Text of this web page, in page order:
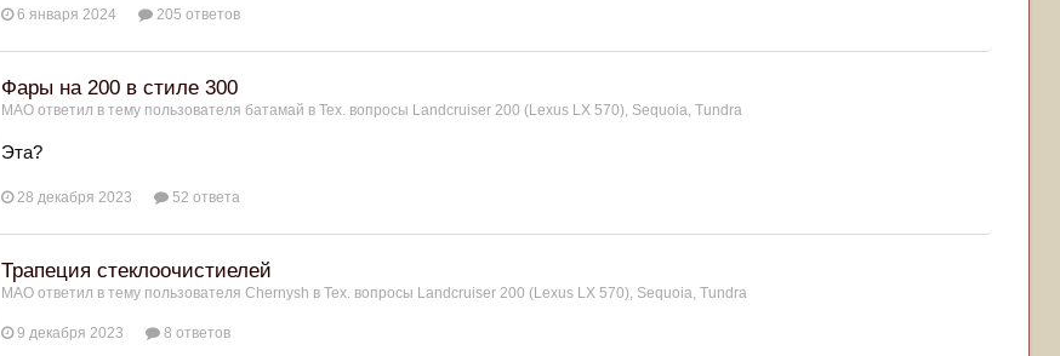
6 января 2024 205 ответов
Фары на 200 в стиле 300
МАО ответил в тему пользователя батамай в Тех. вопросы Landcruiser 200 (Lexus LX 570), Sequoia, Tundra
Эта?
28 декабря 2023 52 ответа
Трапеция стеклоочистиелей
МАО ответил в тему пользователя Chernysh в Тех. вопросы Landcruiser 200 (Lexus LX 570), Sequoia, Tundra
9 декабря 2023 8 ответов